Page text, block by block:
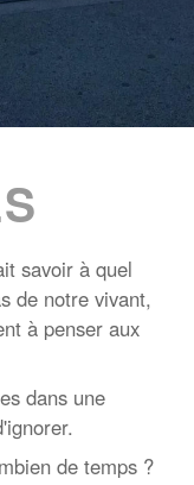
savoir à quel
de notre vivant,
à penser aux
dans une
de temps ?